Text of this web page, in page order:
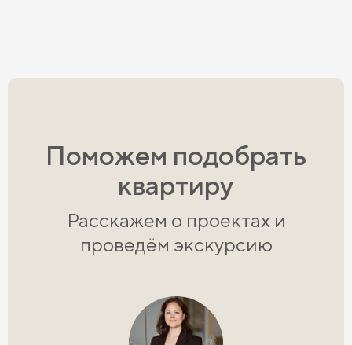
Поможем подобрать
квартиру
Расскажем о проектах и
проведём экскурсию